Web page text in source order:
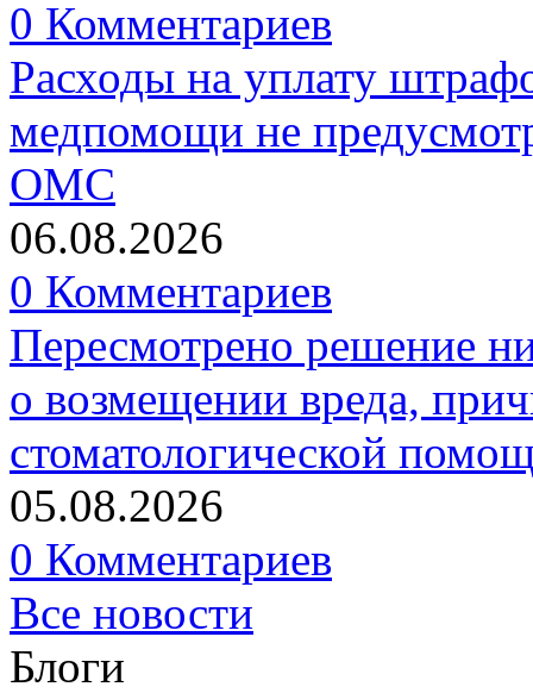
0 Комментариев
Расходы на уплату
медпомощи не
ОМС
06.08.2026
0 Комментариев
Пересмотрено решение
о возмещении вреда,
стоматологической
05.08.2026
0 Комментариев
Все новости
Блоги